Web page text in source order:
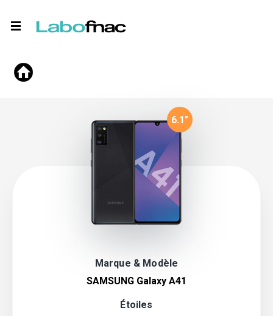
Marque & Modèle
6.1"
SAMSUNG Galaxy A41
Étoiles